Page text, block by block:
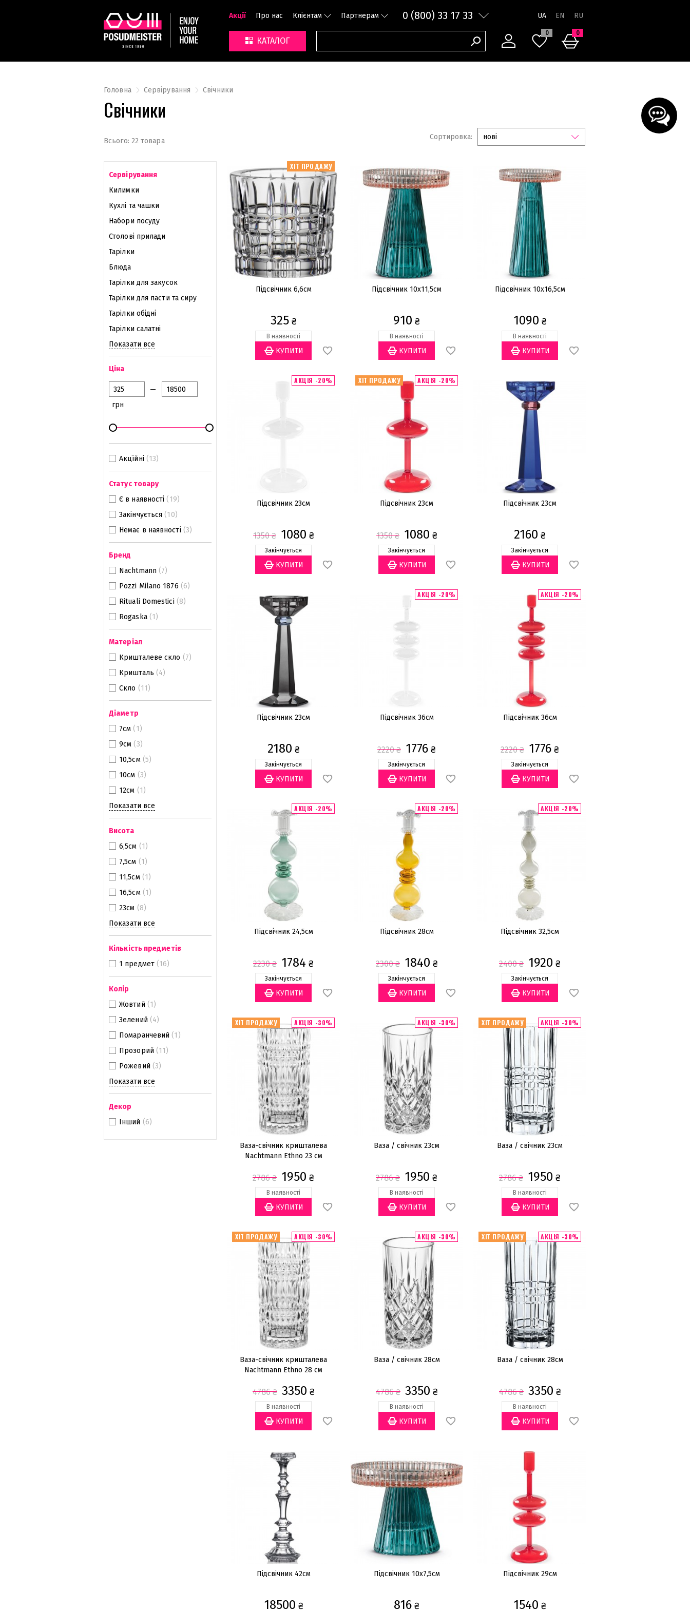
Акції Про нас Клієнтам Партнерам 0 (800) 33 17 33 UA
КАТАЛОГ
0 0
Головна Сервірування Свічники
Свічники
Всього: 22 товара Сортировка: нові
Сервірування
Килимки
Кухлі та чашки
Набори посуду
Столові прилади
Тарілки
Блюда
Тарілки для закусок
Тарілки для пасти та сиру
Тарілки обідні
Тарілки салатні
Показати все
Ціна
—
грн
Акцїйні (13)
Статус товару
Є в наявності (19)
Закінчується (10)
Немає в наявності (3)
Бренд
Nachtmann (7)
Pozzi Milano 1876 (6)
Rituali Domestici (8)
Rogaska (1)
Матеріал
Кришталеве скло (7)
Кришталь (4)
Скло (11)
Діаметр
7см (1)
9см (3)
10,5см (5)
10см (3)
12см (1)
Показати все
Висота
6,5см (1)
7,5см (1)
11,5см (1)
16,5см (1)
23см (8)
Показати все
Кількість предметів
1 предмет (16)
Колір
Жовтий (1)
Зелений (4)
Помаранчевий (1)
Прозорий (11)
Рожевий (3)
Показати все
Декор
Інший (6)
ХІТ ПРОДАЖУ
Підсвічник 6,6см
325₴
В наявності
Підсвічник 10x11,5см
910 ₴
В наявності
Підсвічник 10x16,5см
1090 ₴
В наявності
АКЦІЯ -20%
Підсвічник 23см
1350₴ 1080 ₴
Закінчується
ХІТ ПРОДАЖУ АКЦІЯ -20%
Підсвічник 23см
1350₴ 1080 ₴
Закінчується
Підсвічник 23см
2160 ₴
Закінчується
Підсвічник 23см
2180 ₴
Закінчується
АКЦІЯ -20%
Підсвічник 36см
2220₴ 1776 ₴
Закінчується
АКЦІЯ -20%
Підсвічник 36см
2220₴ 1776 ₴
Закінчується
АКЦІЯ -20%
Підсвічник 24,5см
2230₴ 1784 ₴
Закінчується
АКЦІЯ -20%
Підсвічник 28см
2300₴ 1840 ₴
Закінчується
АКЦІЯ -20%
Підсвічник 32,5см
2400₴ 1920 ₴
Закінчується
ХІТ ПРОДАЖУ АКЦІЯ -30%
Ваза-свічник кришталева
Nachtmann Ethno 23 см
2786₴ 1950 ₴
В наявності
АКЦІЯ -30%
Ваза / свічник 23см
2786₴ 1950 ₴
В наявності
ХІТ ПРОДАЖУ АКЦІЯ -30%
Ваза / свічник 23см
2786₴ 1950 ₴
В наявності
ХІТ ПРОДАЖУ АКЦІЯ -30%
Ваза-свічник кришталева
Nachtmann Ethno 28 см
4786₴ 3350 ₴
В наявності
АКЦІЯ -30%
Ваза / свічник 28см
4786₴ 3350 ₴
В наявності
ХІТ ПРОДАЖУ АКЦІЯ -30%
Ваза / свічник 28см
4786₴ 3350 ₴
В наявності
Підсвічник 42см
18500 ₴
Підсвічник 10x7,5см
816 ₴
Підсвічник 29см
1540 ₴